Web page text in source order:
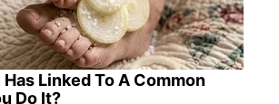
Linked To A Common
Do It?